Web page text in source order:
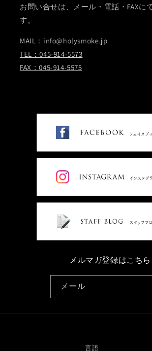
お問い合せは、メール・電話・FAXに
す。
MAIL：info@holysmoke.jp
TEL：045-914-5573
FAX：045-914-5575
メルマガ登録はこちら
メール
言語